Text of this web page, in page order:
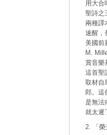
用大合
聖詩之
兩種譯
速醒，
美國前
M.
賞音樂
這首聖
取材自
郎。這
是無法
就太遲
2. 「榮